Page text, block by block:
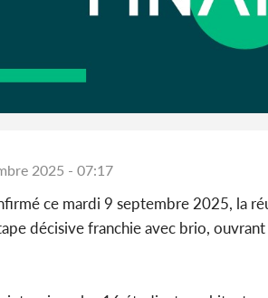
2025 - 07:17
ce mardi 9 septembre 2025, la
décisive franchie avec brio,